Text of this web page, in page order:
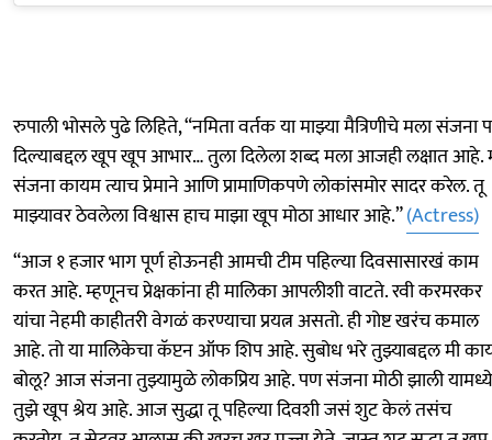
रुपाली भोसले पुढे लिहिते, “नमिता वर्तक या माझ्या मैत्रिणीचे मला संजना
दिल्याबद्दल खूप खूप आभार… तुला दिलेला शब्द मला आजही लक्षात आहे.
संजना कायम त्याच प्रेमाने आणि प्रामाणिकपणे लोकांसमोर सादर करेल. तू
माझ्यावर ठेवलेला विश्वास हाच माझा खूप मोठा आधार आहे.”(Actress)
“आज १ हजार भाग पूर्ण होऊनही आमची टीम पहिल्या दिवसासारखं काम
करत आहे. म्हणूनच प्रेक्षकांना ही मालिका आपलीशी वाटते. रवी करमरकर
यांचा नेहमी काहीतरी वेगळं करण्याचा प्रयत्न असतो. ही गोष्ट खरंच कमाल
आहे. तो या मालिकेचा कॅप्टन ऑफ शिप आहे. सुबोध भरे तुझ्याबद्दल मी
बोलू? आज संजना तुझ्यामुळे लोकप्रिय आहे. पण संजना मोठी झाली यामध्ये
तुझे खूप श्रेय आहे. आज सुद्धा तू पहिल्या दिवशी जसं शुट केलं तसंच